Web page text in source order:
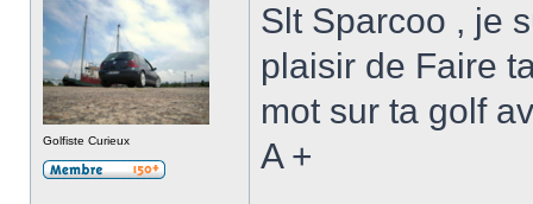
Golfiste Curieux
Slt Sparcoo , je
plaisir de Faire
mot sur ta golf
A +